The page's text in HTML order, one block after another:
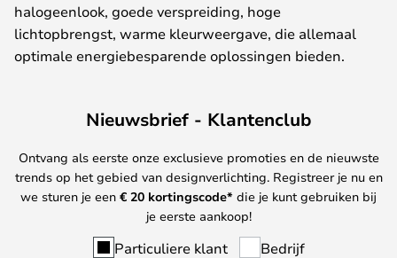
halogeenlook, goede verspreiding, hoge
lichtopbrengst, warme kleurweergave, die allemaal
optimale energiebesparende oplossingen bieden.
Nieuwsbrief - Klantenclub
Ontvang als eerste onze exclusieve promoties en de nieuwste
trends op het gebied van designverlichting. Registreer je nu en
we sturen je een € 20 kortingscode* die je kunt gebruiken bij
je eerste aankoop!
Particuliere klant Bedrijf